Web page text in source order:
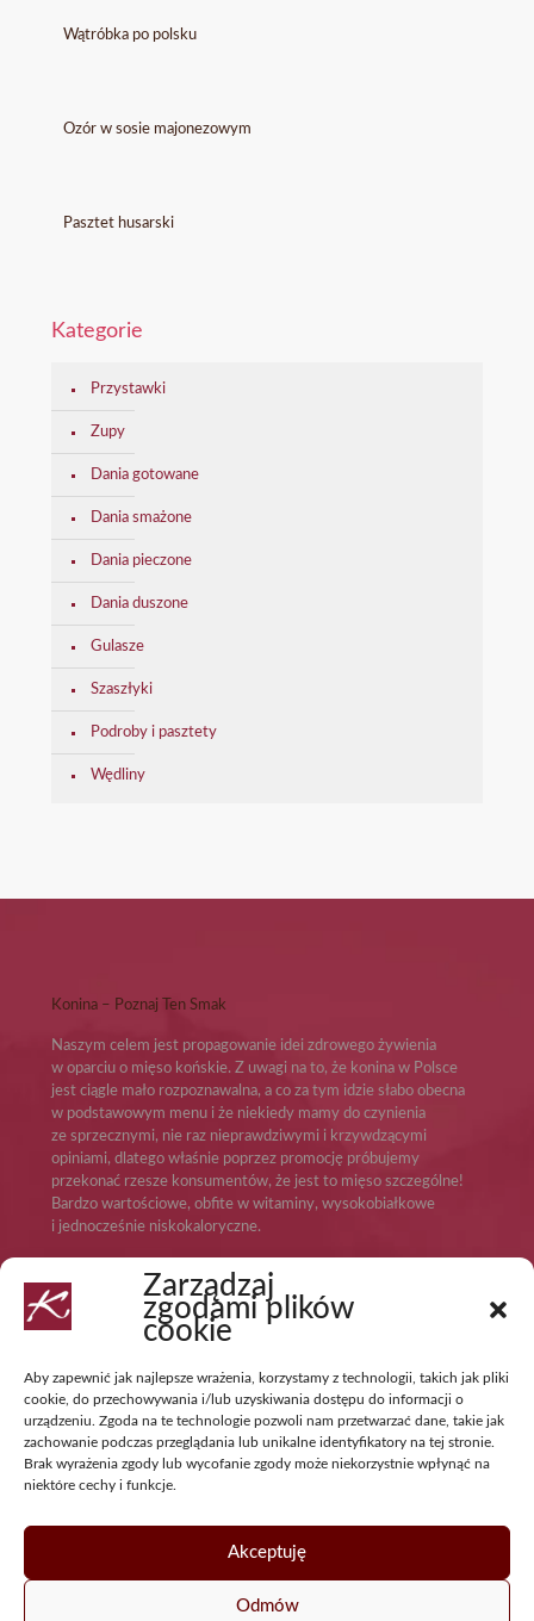
Zarządzaj
zgodami plików
cookie
Aby zapewnić jak najlepsze wrażenia, korzystamy z technologii, takich jak pliki
cookie, do przechowywania i/lub uzyskiwania dostępu do informacji o
urządzeniu. Zgoda na te technologie pozwoli nam przetwarzać dane, takie jak
zachowanie podczas przeglądania lub unikalne identyfikatory na tej stronie.
Brak wyrażenia zgody lub wycofanie zgody może niekorzystnie wpłynąć na
niektóre cechy i funkcje.
Akceptuję
Odmów
Wątróbka po polsku
Ozór w sosie majonezowym
Pasztet husarski
Kategorie
Przystawki
Zupy
Dania gotowane
Dania smażone
Dania pieczone
Dania duszone
Gulasze
Szaszłyki
Podroby i pasztety
Wędliny
Konina – Poznaj Ten Smak
Naszym celem jest propagowanie idei zdrowego żywienia
w oparciu o mięso końskie. Z uwagi na to, że konina w Polsce
jest ciągle mało rozpoznawalna, a co za tym idzie słabo obecna
w podstawowym menu i że niekiedy mamy do czynienia
ze sprzecznymi, nie raz nieprawdziwymi i krzywdzącymi
opiniami, dlatego właśnie poprzez promocję próbujemy
przekonać rzesze konsumentów, że jest to mięso szczególne!
Bardzo wartościowe, obfite w witaminy, wysokobiałkowe
i jednocześnie niskokaloryczne.
Kontakt
ul. Koszykowa 60/62 lok.16
00-673 Warszawa
Tel: +48 22 628-98-38
Fax: +48 22 628-68-79
Strona dofinansowana ze środków Funduszu Promocji Mięsa